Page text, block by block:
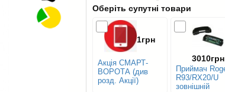
Оберіть супутні товари
Акція СМАРТ-
ВОРОТА (див
розд. Акції)
1грн
Приймач
R93/RX20/U
зовнішній
3010грн